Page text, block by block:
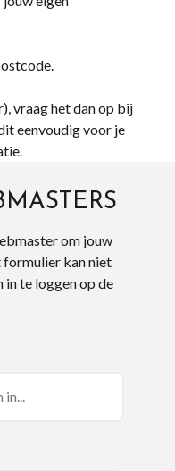
vraag het dan op bij
eenvoudig voor je
om jouw
formulier kan niet
te loggen op de